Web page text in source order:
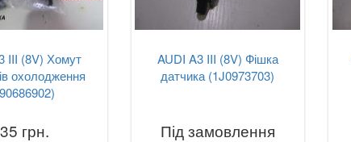
III (8V) Хомут
охолодження
грн.
AUDI A3 III (8V) Фішка
датчика (1J0973703)
Під замовлення